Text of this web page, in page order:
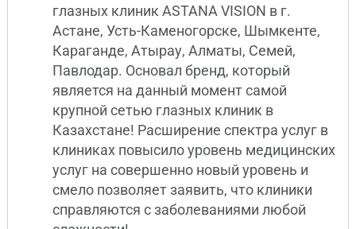
глазных клиник ASTANA VISION в г.
Астане, Усть-Каменогорске, Шымкенте,
Караганде, Атырау, Алматы, Семей,
Павлодар. Основал бренд, который
является на данный момент самой
крупной сетью глазных клиник в
Казахстане! Расширение спектра услуг в
клиниках повысило уровень медицинских
услуг на совершенно новый уровень и
смело позволяет заявить, что клиники
справляются с заболеваниями любой